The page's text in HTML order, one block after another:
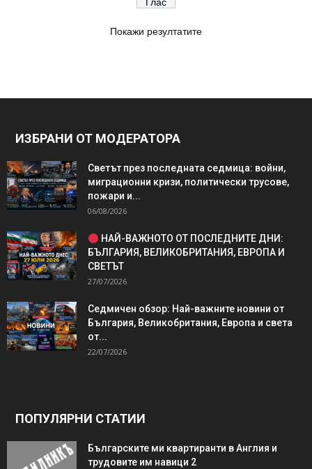
Покажи резултатите
ИЗБРАНИ ОТ МОДЕРАТОРА
Светът през последната седмица: войни,
миграционни кризи, политически трусове,
пожари и...
06/08/2026
НАЙ-ВАЖНОТО ОТ ПОСЛЕДНИТЕ ДНИ:
БЪЛГАРИЯ, ВЕЛИКОБРИТАНИЯ, ЕВРОПА И
СВЕТЪТ
27/07/2026
Седмичен обзор: Най-важните новини от
България, Великобритания, Европа и света
от...
22/07/2026
ПОПУЛЯРНИ СТАТИИ
Българските ми квартиранти в Англия и
трудовите им навици 2